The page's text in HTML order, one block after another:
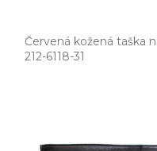
Červená kožená taška
212­-6118­-31